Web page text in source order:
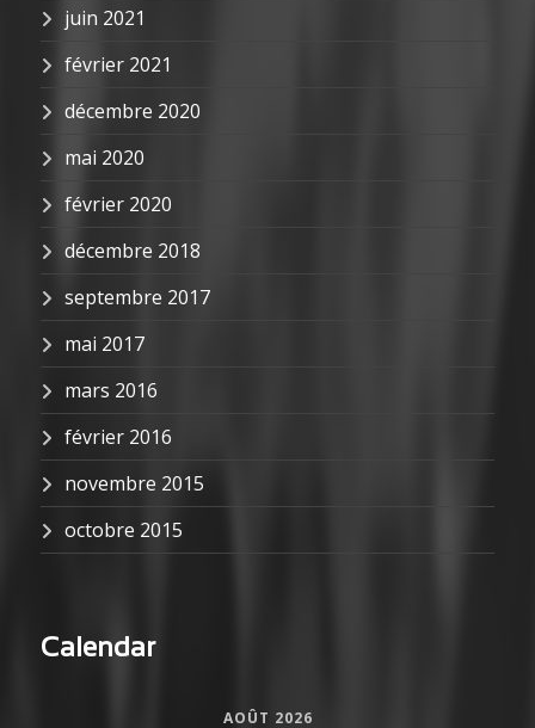
juin 2021
février 2021
décembre 2020
mai 2020
février 2020
décembre 2018
septembre 2017
mai 2017
mars 2016
février 2016
novembre 2015
octobre 2015
Calendar
AOÛT 2026